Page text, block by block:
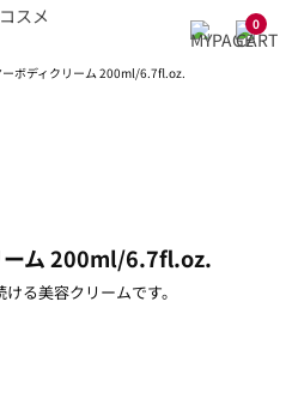
0
ーボディクリーム 200ml/6.7fl.oz.
ーム 200ml/6.7fl.oz.
る美容クリームです。